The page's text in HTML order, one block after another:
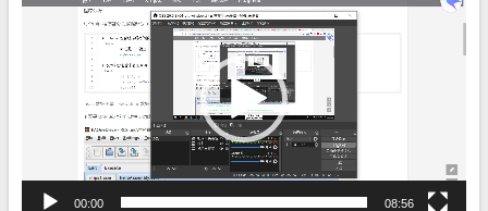
00:00 08:56